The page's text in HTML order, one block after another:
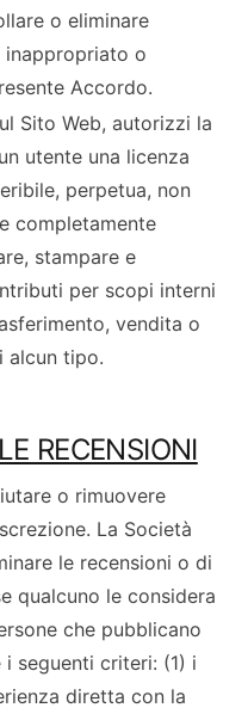
o eliminare
o
Accordo.
Sito Web, autorizzi la
utente una licenza
perpetua, non
completamente
stampare e
per scopi interni
vendita o
alcun tipo.
RECENSIONI
o rimuovere
La Società
le recensioni o di
qualcuno le considera
che pubblicano
seguenti criteri: (1) i
diretta con la